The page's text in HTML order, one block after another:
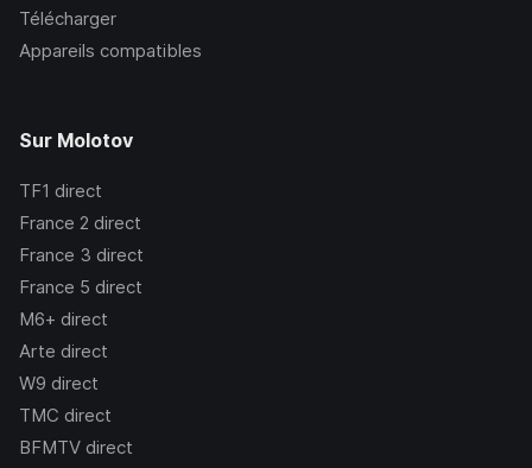
Télécharger
Appareils compatibles
Sur Molotov
TF1 direct
France 2 direct
France 3 direct
France 5 direct
M6+ direct
Arte direct
W9 direct
TMC direct
BFMTV direct